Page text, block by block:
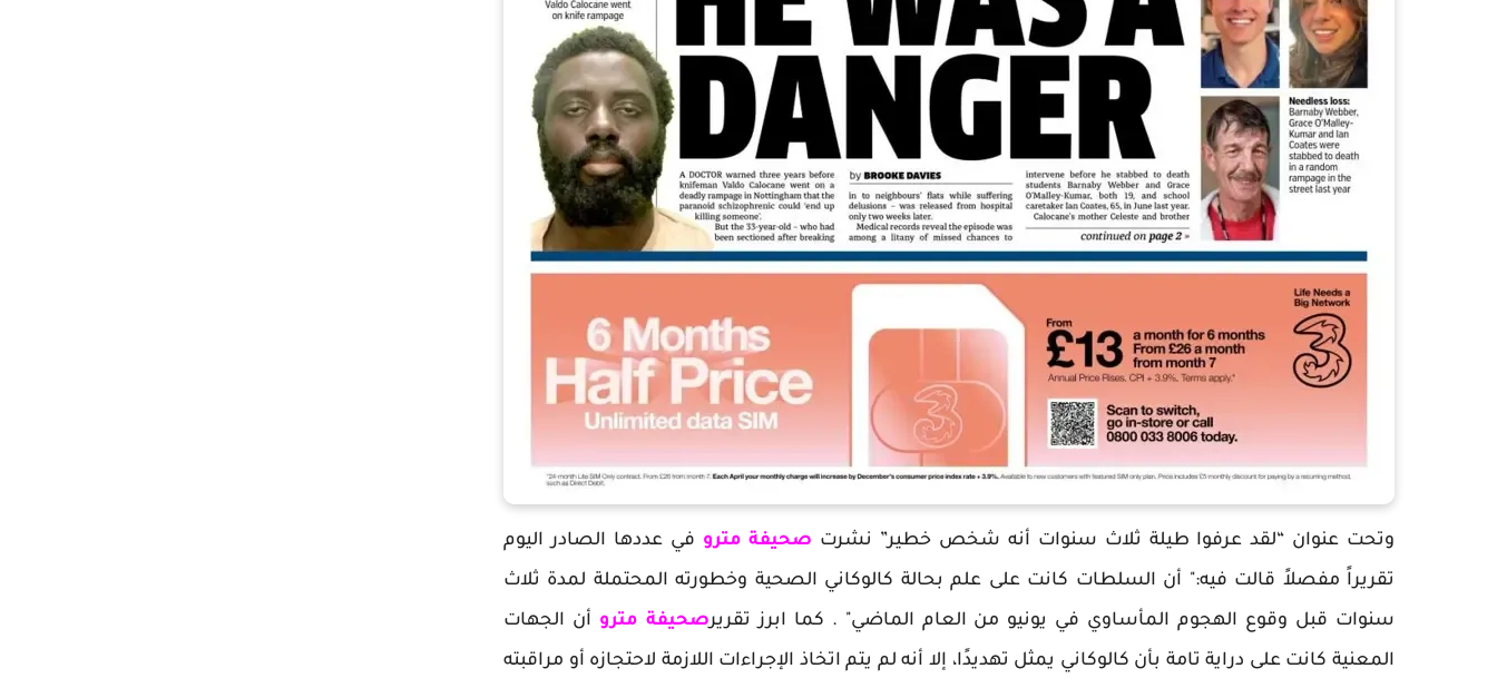
وتحت عنوان “لقد عرفوا طيلة ثلاث سنوات أنه شخص خطير” نشرت صحيفة مترو في عددها الصادر اليوم
تقريراً مفصلاً قالت فيه:" أن السلطات كانت على علم بحالة كالوكاني الصحية وخطورته المحتملة لمدة ثلاث
سنوات قبل وقوع الهجوم المأساوي في يونيو من العام الماضي" . كما ابرز تقريرصحيفة مترو أن الجهات
المعنية كانت على دراية تامة بأن كالوكاني يمثل تهديدًا، إلا أنه لم يتم اتخاذ الإجراءات اللازمة لاحتجازه أو مراقبته